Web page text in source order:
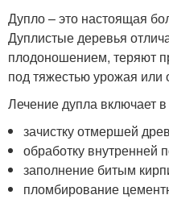
Дупло – это настоящая
Дуплистые деревья
плодоношением, теряют
под тяжестью урожая или
Лечение дупла включает
зачистку отмершей
обработку внутренней
заполнение битым
пломбирование